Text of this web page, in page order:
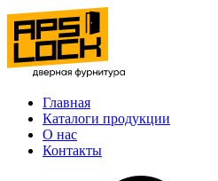
Главная
Каталоги продукции
О нас
Контакты